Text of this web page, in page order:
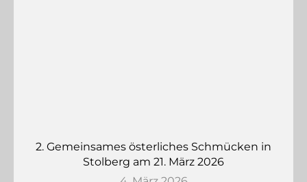
2. Gemeinsames österliches Schmücken in
Stolberg am 21. März 2026